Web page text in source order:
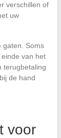
verschillen of
uw
gaten. Soms
van het
terugbetaling
de hand
voor